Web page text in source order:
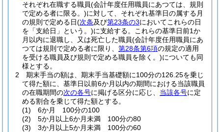
それぞれ在職する職員(会計年度任用職員にあつては、規則
で定める者に限る。)に対して、それぞれ基準日の属する月
の規則で定める日(次条及び第23条の3においてこれらの日
を「支給日」という。)に支給する。
これらの基準日前1か
月以内に退職し、又は死亡した職員(会計年度任用職員にあ
つては規則で定める者に限り、 第28条第6項の規定の適用
を受ける職員及び規則で定める職員を除く。)についても同
様とする。
2
期末手当の額は、期末手当基礎額に100分の126.25を乗じ
て得た額に、基準日以前6か月以内の期間における当該職員
の在職期間の次の各号に掲げる区分に応じ、 当該各号に定
める割合を乗じて得た額とする。
(1)
6か月 100分の100
(2)
5か月以上6か月未満 100分の80
(3)
3か月以上5か月未満 100分の60